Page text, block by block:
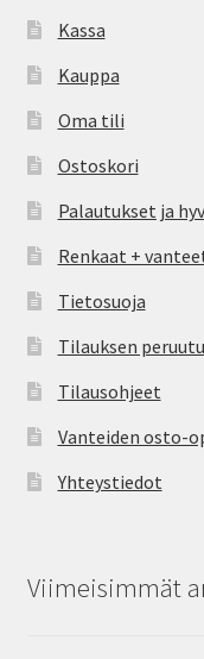
Kassa
Kauppa
Oma tili
Ostoskori
Palautukset ja
Renkaat +
Tietosuoja
Tilauksen
Tilausohjeet
Vanteiden osto-
Yhteystiedot
Viimeisimmät